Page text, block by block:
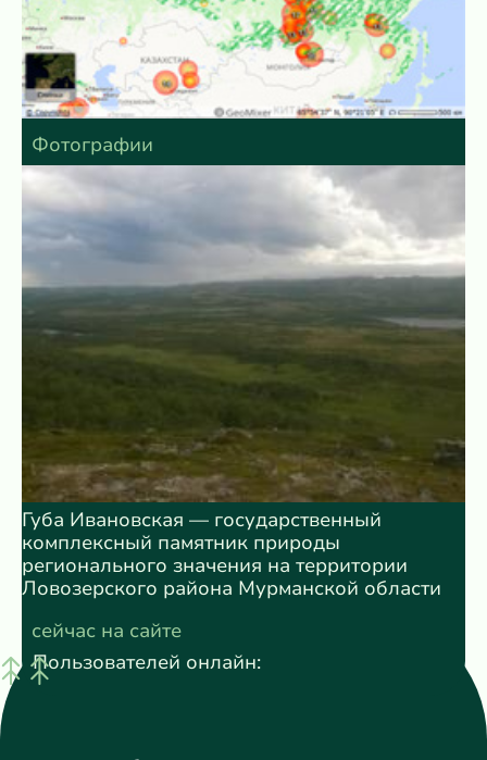
Фотографии
Губа Ивановская — государственный
комплексный памятник природы
регионального значения на территории
Ловозерского района Мурманской области
сейчас на сайте
Пользователей онлайн: